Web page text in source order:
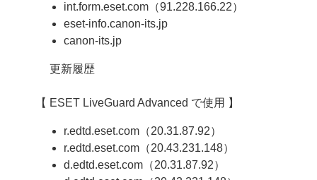
int.form.eset.com（91.228.166.22）
eset-info.canon-its.jp
canon-its.jp
更新履歴
【 ESET LiveGuard Advanced で使用 】
r.edtd.eset.com（20.31.87.92）
r.edtd.eset.com（20.43.231.148）
d.edtd.eset.com（20.31.87.92）